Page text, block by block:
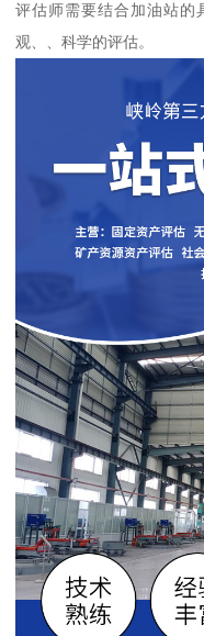
评估师需要结合加油站的
观、、科学的评估。